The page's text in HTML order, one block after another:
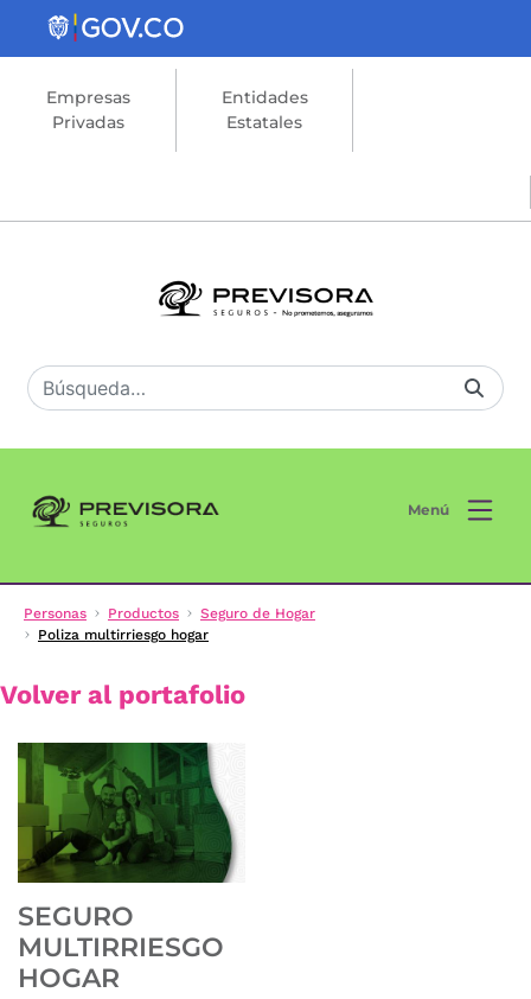
Saltar al contenido principal
Empresas
Privadas
Entidades
Estatales
Menú
Personas Productos
Seguro de Hogar
Poliza multirriesgo hogar
Volver al portafolio
SEGURO
MULTIRRIESGO
HOGAR